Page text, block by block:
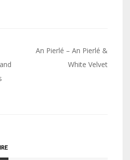
An Pierlé – An Pierlé &
White Velvet